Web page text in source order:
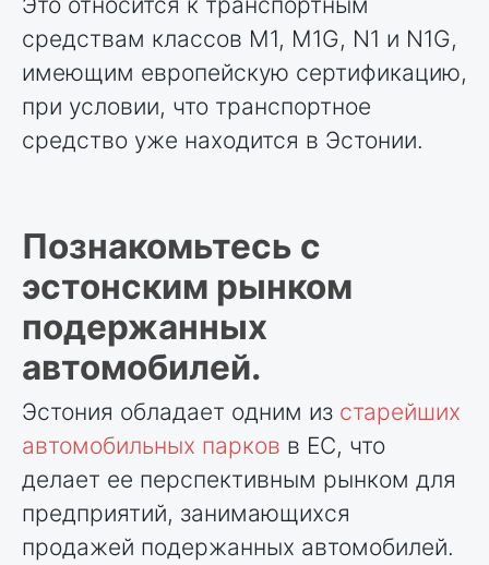
средствам классов M1, M1G, N1 и N1G,
имеющим европейскую сертификацию,
при условии, что транспортное
средство уже находится в Эстонии.
Познакомьтесь с
эстонским рынком
подержанных
автомобилей.
Эстония обладает одним из старейших
автомобильных парков в ЕС, что
делает ее перспективным рынком для
предприятий, занимающихся
продажей подержанных автомобилей.